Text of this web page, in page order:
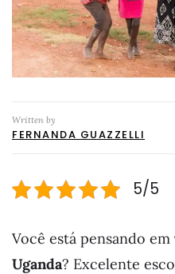
Written by
FERNANDA GUAZZELLI
5/5
Você está pensando em
Uganda? Excelente